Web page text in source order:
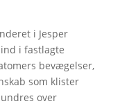
i Jesper
i fastlagte
bevægelser,
som klister
over